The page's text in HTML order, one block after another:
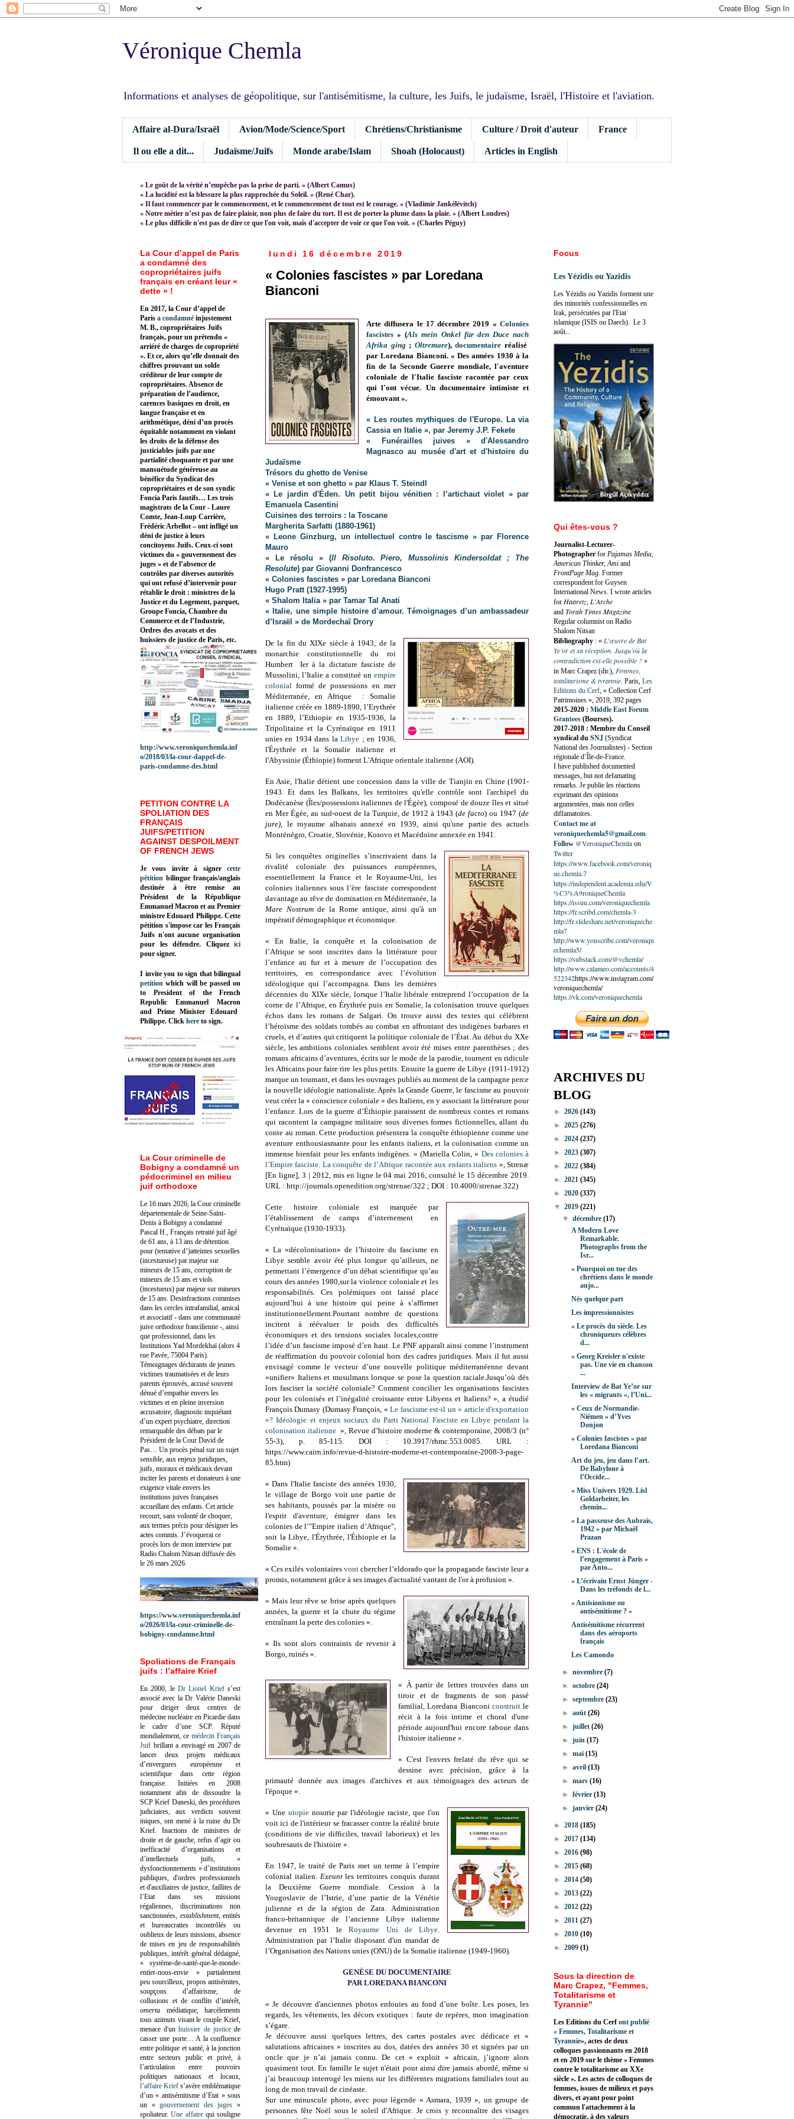
Véronique Chemla
Informations et analyses de géopolitique, sur l'antisémitisme, la culture, les Juifs, le judaïsme, Israël, l'Histoire et l'aviation.
Affaire al-Dura/Israël Avion/Mode/Science/Sport Chrétiens/Christianisme Culture / Droit d'auteur France
Il ou elle a dit... Judaïsme/Juifs Monde arabe/Islam Shoah (Holocaust) Articles in English
« Le goût de la vérité n’empêche pas la prise de parti. » (Albert Camus)
« La lucidité est la blessure la plus rapprochée du Soleil. » (René Char).
« Il faut commencer par le commencement, et le commencement de tout est le courage. » (Vladimir Jankélévitch)
« Notre métier n’est pas de faire plaisir, non plus de faire du tort. Il est de porter la plume dans la plaie. » (Albert Londres)
« Le plus difficile n'est pas de dire ce que l'on voit, mais d'accepter de voir ce que l'on voit. » (Charles Péguy)
lundi 16 décembre 2019
« Colonies fascistes » par Loredana
Bianconi
Arte diffusera le 17 décembre 2019 « Colonies
fascistes » (Als mein Onkel für den Duce nach
Afrika ging ; Oltremare),documentaire réalisé
par Loredana Bianconi. « Des années 1930 à la
fin de la Seconde Guerre mondiale, l'aventure
coloniale de l'Italie fasciste racontée par ceux
qui l'ont vécue. Un documentaire intimiste et
émouvant ».
« Les routes mythiques de l'Europe. La via
Cassia en Italie », par Jeremy J.P. Fekete
« Funérailles juives » d'Alessandro
Magnasco au musée d'art et d'histoire du
Judaïsme
Trésors du ghetto de Venise
« Venise et son ghetto » par Klaus T. Steindl
« Le jardin d'Éden. Un petit bijou vénitien : l’artichaut violet » par
Emanuela Casentini
Cuisines des terroirs : la Toscane
Margherita Sarfatti (1880-1961)
« Leone Ginzburg, un intellectuel contre le fascisme » par Florence
Mauro
« Le résolu » (Il Risoluto. Piero, Mussolinis Kindersoldat ; The
Resolute) par Giovanni Donfrancesco
« Colonies fascistes » par Loredana Bianconi
Hugo Pratt (1927-1995)
« Shalom Italia » par Tamar Tal Anati
« Italie, une simple histoire d’amour. Témoignages d’un ambassadeur
d’Israël » de Mordechaï Drory
De la fin du XIXe siècle à 1943, de la
monarchie constitutionnelle du roi
Humbert Ier à la dictature fasciste de
Mussolini, l’Italie a constitué un empire
colonial formé de possessions en mer
Méditerranée, en Afrique : Somalie
italienne créée en 1889-1890, l’Erythrée
en 1889, l’Ethiopie en 1935-1936, la
Tripolitaine et la Cyrénaïque en 1911
unies en 1934 dans laLibye ; en 1936,
l'Érythrée et la Somalie italienne et
l'Abyssinie (Éthiopie) forment L'Afrique orientale italienne (AOI).
En Asie, l'Italie détient une concession dans la ville de Tianjin en Chine (1901-
1943. Et dans les Balkans, les territoires qu'elle contrôle sont l'archipel du
Dodécanèse (Îles/possessions italiennes de l'Égée), composé de douze îles et situé
en Mer Égée, au sud-ouest de la Turquie, de 1912 à 1943 (de facto) ou 1947 (de
jure), le royaume albanais annexé en 1939, ainsi qu'une partie des actuels
Monténégro, Croatie, Slovénie, Kosovo et Macédoine annexée en 1941.
Si les conquêtes originelles s’inscrivaient dans la
rivalité coloniale des puissances européennes,
essentiellement la France et le Royaume-Uni, les
colonies italiennes sous l’ère fasciste correspondent
davantage au rêve de domination en Méditerranée, la
Mare Nostrumde la Rome antique, ainsi qu'à un
impératif démographique et économique.
« En Italie, la conquête et la colonisation de
l’Afrique se sont inscrites dans la littérature pour
l’enfance au fur et à mesure de l’occupation des
territoires, en correspondance avec l’évolution
idéologique qui l’accompagna. Dans les dernières
décennies du XIXe siècle, lorsque l’Italie libérale entreprend l’occupation de la
corne de l’Afrique, en Érythrée puis en Somalie, la colonisation trouve quelques
échos dans les romans de Salgari. On trouve aussi des textes qui célèbrent
l’héroïsme des soldats tombés au combat en affrontant des indigènes barbares et
cruels, et d’autres qui critiquent la politique coloniale de l’État. Au début du XXe
siècle, les ambitions coloniales semblent avoir été mises entre parenthèses ; des
romans africains d’aventures, écrits sur le mode de la parodie, tournent en ridicule
les Africains pour faire rire les plus petits. Ensuite la guerre de Libye (1911-1912)
marque un tournant, et dans les ouvrages publiés au moment de la campagne perce
la nouvelle idéologie nationaliste. Après la Grande Guerre, le fascisme au pouvoir
veut créer la « conscience coloniale » des Italiens, en y associant la littérature pour
l’enfance. Lors de la guerre d’Éthiopie paraissent de nombreux contes et romans
qui racontent la campagne militaire sous diverses formes fictionnelles, allant du
conte au roman. Cette production présentera la conquête éthiopienne comme une
aventure enthousiasmante pour les enfants italiens, et la colonisation comme un
immense bienfait pour les enfants indigènes. » (Mariella Colin, « Des colonies à
l’Empire fasciste. La conquête de l’Afrique racontée aux enfants italiens », Strenæ
[En ligne], 3 | 2012, mis en ligne le 04 mai 2016, consulté le 15 décembre 2019.
URL : http://journals.openedition.org/strenae/322 ; DOI : 10.4000/strenae.322)
Cette histoire coloniale est marquée par
l’établissement de camps d’internement en
Cyrénaïque (1930-1933).
« La «décolonisation» de l’histoire du fascisme en
Libye semble avoir été plus longue qu’ailleurs, ne
permettant l’émergence d’un débat scientifique qu’au
cours des années 1980,sur la violence coloniale et les
responsabilités. Ces polémiques ont laissé place
aujourd’hui à une histoire qui peine à s’affirmer
institutionnellement.Pourtant nombre de questions
incitent à réévaluer le poids des difficultés
économiques et des tensions sociales locales,contre
l’idée d’un fascisme imposé d’en haut. Le PNF apparaît ainsi comme l’instrument
de réaffirmation du pouvoir colonial hors des cadres juridiques. Mais il fut aussi
envisagé comme le vecteur d’une nouvelle politique méditerranéenne devant
«unifier» Italiens et musulmans lorsque se pose la question raciale.Jusqu’où dès
lors fasciser la société coloniale? Comment concilier les organisations fascistes
pour les colonisés et l’inégalité croissante entre Libyens et Italiens? », a étudié
François Dumasy (Dumasy François, «Le fascisme est-il un « article d'exportation
»? Idéologie et enjeux sociaux du Parti National Fasciste en Libye pendant la
colonisation italienne», Revue d’histoire moderne & contemporaine, 2008/3 (n°
55-3), p. 85-115. DOI : 10.3917/rhmc.553.0085. URL :
https://www.cairn.info/revue-d-histoire-moderne-et-contemporaine-2008-3-page-
85.htm)
« Dans l'Italie fasciste des années 1930,
le village de Borgo voit une partie de
ses habitants, poussés par la misère ou
l'esprit d'aventure, émigrer dans les
colonies de l’"Empire italien d’Afrique",
soit la Libye, l'Érythrée, l'Éthiopie et la
Somalie ».
« Ces exilés volontaires vontchercher l’eldorado que la propagande fasciste leur a
promis, notamment grâce à ses images d'actualité vantant de l'or à profusion ».
« Mais leur rêve se brise après quelques
années, la guerre et la chute du régime
entraînant la perte des colonies ».
« Ils sont alors contraints de revenir à
Borgo, ruinés ».
« À partir de lettres trouvées dans un
tiroir et de fragments de son passé
familial, Loredana Bianconi construitle
récit à la fois intime et choral d'une
période aujourd'hui encore taboue dans
l'histoire italienne ».
« C'est l'envers frelaté du rêve qui se
dessine avec précision, grâce à la
primauté donnée aux images d'archives et aux témoignages des acteurs de
l'époque ».
« Une utopienourrie par l'idéologie raciste, que l'on
voit ici de l'intérieur se fracasser contre la réalité brute
(conditions de vie difficiles, travail laborieux) et les
soubresauts de l'histoire ».
En 1947, le traité de Paris met un terme à l’empire
colonial italien. Exeuntles territoires conquis durant
la Deuxième Guerre mondiale. Cession à la
Yougoslavie de l’Istrie, d’une partie de la Vénétie
julienne et de la région de Zara. Administration
franco-britannique de l’ancienne Libye italienne
devenue en 1951 leRoyaume Uni de Libye.
Administration par l’Italie disposant d'un mandat de
l’Organisation des Nations unies (ONU) de la Somalie italienne (1949-1960).
GENÈSE DU DOCUMENTAIRE
PAR LOREDANA BIANCONI
« Je découvre d'anciennes photos enfouies au fond d’une boîte. Les poses, les
regards, les vêtements, les décors exotiques : faute de repères, mon imagination
s’égare.
Je découvre aussi quelques lettres, des cartes postales avec dédicace et «
salutations africaines » inscrites au dos, datées des années 30 et signées par un
oncle que je n’ai jamais connu. De cet « exploit » africain, j’ignore alors
quasiment tout. En famille le sujet n'était pour ainsi dire jamais abordé, même si
j’ai beaucoup interrogé les miens sur les différentes migrations familiales tout au
long de mon travail de cinéaste.
Sur une minuscule photo, avec pour légende « Asmara, 1939 », un groupe de
personnes fête Noël sous le soleil d'Afrique. Je crois y reconnaître des visages
La Cour d’appel de Paris
a condamné des
copropriétaires juifs
français en créant leur «
dette » !
En 2017, la Cour d’appel de
Paris a condamné injustement
M. B., copropriétaires Juifs
français, pour un prétendu «
arriéré de charges de copropriété
». Et ce, alors qu’elle donnait des
chiffres prouvant un solde
créditeur de leur compte de
copropriétaires. Absence de
préparation de l’audience,
carences basiques en droit, en
langue française et en
arithmétique, déni d’un procès
équitable notamment en violant
les droits de la défense des
justiciables juifs par une
partialité choquante et par une
mansuétude généreuse au
bénéfice du Syndicat des
copropriétaires et de son syndic
Foncia Paris fautifs… Les trois
magistrats de la Cour - Laure
Comte, Jean-Loup Carrière,
Frédéric Arbellot – ont infligé un
déni de justice à leurs
concitoyens Juifs. Ceux-ci sont
victimes du « gouvernement des
juges » et de l’absence de
contrôles par diverses autorités
qui ont refusé d’intervenir pour
rétablir le droit : ministres de la
Justice et du Logement, parquet,
Groupe Foncia, Chambre du
Commerce et de l’Industrie,
Ordres des avocats et des
huissiers de justice de Paris, etc.
http://www.veroniquechemla.inf
o/2018/03/la-cour-dappel-de-
paris-condamne-des.html
PETITION CONTRE LA
SPOLIATION DES
FRANÇAIS
JUIFS/PETITION
AGAINST DESPOILMENT
OF FRENCH JEWS
Je vous invite à signer cette
pétition bilingue français/anglais
destinée à être remise au
Président de la République
Emmanuel Macron et au Premier
ministre Edouard Philippe. Cette
pétition s'impose car les Français
Juifs n'ont aucune organisation
pour les défendre. Cliquez
ici
pour signer.
I invite you to sign that bilingual
petition which will be passed on
to President of the French
Republic Emmanuel Macron
and Prime Minister Edouard
Philippe. Click here to sign.
La Cour criminelle de
Bobigny a condamné un
pédocriminel en milieu
juif orthodoxe
Le 16 mars 2026, la Cour criminelle
départementale de Seine-Saint-
Denis à Bobigny a condamné
Pascal H., Français retraité juif âgé
de 61 ans, à 13 ans de détention
pour (tentative d’)atteintes sexuelles
(incestueuse) par majeur sur
mineurs de 15 ans, corruption de
mineurs de 15 ans et viols
(incestueux) par majeur sur mineurs
de 15 ans. Desinfractions commises
dans les cercles intrafamilial, amical
et associatif - dans une communauté
juive orthodoxe francilienne -, ainsi
que professionnel, dans les
Institutions Yad Mordekhaï (alors 4
rue Pavée, 75004 Paris).
Témoignages déchirants de jeunes
victimes traumatisées et de leurs
parents éprouvés, accusé souvent
dénué d’empathie envers les
victimes et en pleine inversion
accusatoire, diagnostic inquiétant
d’un expert psychiatre, direction
remarquable des débats par le
Président de la Cour David de
Pas… Un procès pénal sur un sujet
sensible, aux enjeux juridiques,
juifs, moraux et médicaux devant
inciter les parents et donateurs à une
exigence vitale envers les
institutions juives françaises
accueillant des enfants. Cet article
recourt, sans volonté de choquer,
aux termes précis pour désigner les
actes commis. J’évoquerai ce
procès lors de mon interview par
Radio Chalom Nitsan diffusée dès
le 26 mars 2026.
https://www.veroniquechemla.inf
o/2026/03/la-cour-criminelle-de-
bobigny-condamne.html
Spoliations de Français
juifs : l’affaire Krief
En 2000, le Dr Lionel Kriefs’est
associé avec la Dr Valérie Daneski
pour diriger deux centres de
médecine nucléaire en Picardie dans
le cadre d’une SCP. Réputé
mondialement, ce médecin Français
Juif brillant a envisagé en 2007 de
lancer deux projets médicaux
d’envergures européenne et
scientifique dans cette région
française. Initiées en 2008
notamment afin de dissoudre la
SCP Krief Daneski, des procédures
judiciaires, aux verdicts souvent
iniques, ont mené à la ruine du Dr
Krief. Inactions de ministres de
droite et de gauche, refus d’agir ou
inefficacité d’organisations et
d’intellectuels juifs, «
dysfonctionnements » d’institutions
publiques, d'ordres professionnels
et d'auxiliaires de justice, faillites de
l’Etat dans ses missions
régaliennes, discriminations non
sanctionnées, establishment, entités
et bureaucraties incontrôlés ou
oublieux de leurs missions, absence
de mises en jeu de responsabilités
publiques, intérêt général dédaigné,
« système-de-santé-que-le-monde-
entier-nous-envie » partialement
peu sourcilleux, propos antisémites,
soupçons d’affairisme, de
collusions et de conflits d’intérêt,
omerta médiatique, harcèlements
tous azimuts visant le couple Krief,
menace d'unhuissier de justicede
casser une porte… A la confluence
entre politique et santé, à la jonction
entre secteurs public et privé, à
l’articulation entre pouvoirs
politiques nationaux et locaux,
l’affaire Krief s’avère emblématique
d’un « antisémitisme d’Etat » sous
un «gouvernement des juges »
spoliateur.Une affairequi souligne
Focus
Les Yézidis ou Yazidis
Les Yézidis ou Yazidis forment une
des minorités confessionnelles en
Irak, persécutées par l'Etat
islamique (ISIS ou Daech). Le 3
août...
Qui êtes-vous ?
Journalist-Lecturer-
Photographer for Pajamas Media,
American Thinker, Ami and
FrontPage Mag. Former
correspondent for Guysen
International News. I wrote articles
for Haaretz, L'Arche
and Torah Times Magazine
Regular columnist on Radio
Shalom Nitsan
Bibliography : « L’œuvre de Bat
Ye’or et sa réception. Jusqu’où la
contradiction est-elle possible ? »
in Marc Crapez (dir.), Femmes,
totalitarisme & tyrannie. Paris, Les
Editions du Cerf, « Collection Cerf
Patrimoines », 2019, 392 pages
2015-2020 : Middle East Forum
Grantees (Bourses).
2017-2018 : Membre du Conseil
syndical du SNJ (Syndicat
National des Journalistes) - Section
régionale d’Île-de-France.
I have published documented
messages, but not defamating
remarks. Je publie les réactions
exprimant des opinions
argumentées, mais non celles
diffamatoires.
Contact me at
veroniquechemla5@gmail.com
Follow @VeroniqueChemlaon
Twitter
https://www.facebook.com/veroniq
ue.chemla.7
https://independent.academia.edu/V
%C3%A9roniqueChemla
https://issuu.com/veroniquechemla
https://fr.scribd.com/chemla-3
http://fr.slideshare.net/veroniqueche
mla7
http://www.youscribe.com/veroniqu
echemla5/
https://substack.com/@vchemla/
http://www.calameo.com/accounts/4
522342https://www.instagram.com/
veroniquechemla/
https://vk.com/veroniquechemla
ARCHIVES DU
BLOG
► 2026 (143)
► 2025 (276)
► 2024 (237)
► 2023 (307)
► 2022 (384)
► 2021 (345)
► 2020 (337)
▼ 2019 (221)
▼décembre(17)
A Modern Love
Remarkable.
Photographs from the
Isr...
« Pourquoi on tue des
chrétiens dans le monde
aujo...
Nés quelque part
Les impressionnistes
« Le procès du siècle. Les
chroniqueurs célèbres
d...
« Georg Kreisler n'existe
pas. Une vie en chanson
...
Interview de Bat Ye’or sur
les « migrants », l’Uni...
« Ceux de Normandie-
Niémen » d’Yves
Donjon
« Colonies fascistes » par
Loredana Bianconi
Art du jeu, jeu dans l’art.
De Babylone à
l’Occide...
« Miss Univers 1929. Lisl
Goldarbeiter, les
chemin...
« La passeuse des Aubrais,
1942 » par Michaël
Prazan
« ENS : L'école de
l’engagement à Paris »
par Anto...
« L’écrivain Ernst Jünger -
Dans les tréfonds de l...
« Antisionisme ou
antisémitisme ? »
Antisémitisme récurrent
dans des aéroports
français
Les Camondo
►novembre(7)
►octobre(24)
►septembre(23)
►août(26)
►juillet(26)
►juin(17)
►mai(15)
►avril(13)
►mars(16)
►février(13)
►janvier(24)
► 2018 (185)
► 2017 (134)
► 2016 (98)
► 2015 (68)
► 2014 (50)
► 2013 (22)
► 2012 (22)
► 2011 (27)
► 2010 (10)
► 2009 (1)
Sous la direction de
Marc Crapez, "Femmes,
Totalitarisme et
Tyrannie"
Les Editions du Cerfont publié
« Femmes, Totalitarisme et
Tyrannie», actes de deux
colloques passionnants en 2018
et en 2019 sur le thème « Femmes
contre le totalitarisme au XXe
siècle ». Les actes de colloques de
femmes, issues de milieux et pays
divers, et ayant pour point
commun l'attachement à la
démocratie, à des valeurs